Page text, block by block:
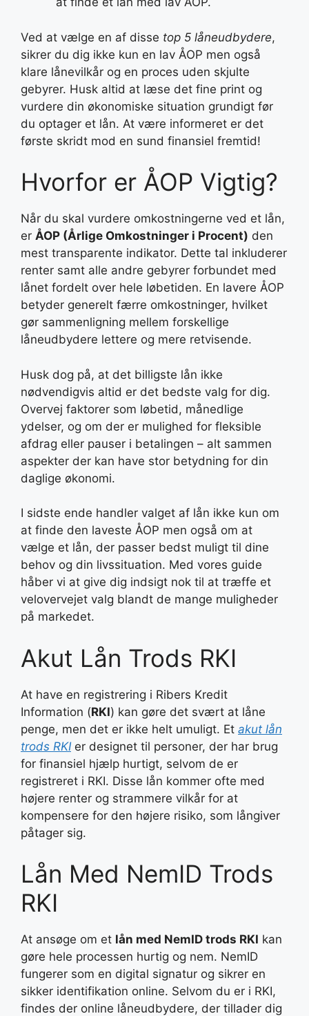
Ved at vælge en af disse top 5 låneudbydere,
sikrer du dig ikke kun en lav ÅOP men også
klare lånevilkår og en proces uden skjulte
gebyrer. Husk altid at læse det fine print og
vurdere din økonomiske situation grundigt før
du optager et lån. At være informeret er det
første skridt mod en sund finansiel fremtid!
Hvorfor er ÅOP Vigtig?
Når du skal vurdere omkostningerne ved et lån,
er ÅOP (Årlige Omkostninger i Procent) den
mest transparente indikator. Dette tal inkluderer
renter samt alle andre gebyrer forbundet med
lånet fordelt over hele løbetiden. En lavere ÅOP
betyder generelt færre omkostninger, hvilket
gør sammenligning mellem forskellige
låneudbydere lettere og mere retvisende.
Husk dog på, at det billigste lån ikke
nødvendigvis altid er det bedste valg for dig.
Overvej faktorer som løbetid, månedlige
ydelser, og om der er mulighed for fleksible
afdrag eller pauser i betalingen – alt sammen
aspekter der kan have stor betydning for din
daglige økonomi.
I sidste ende handler valget af lån ikke kun om
at finde den laveste ÅOP men også om at
vælge et lån, der passer bedst muligt til dine
behov og din livssituation. Med vores guide
håber vi at give dig indsigt nok til at træffe et
velovervejet valg blandt de mange muligheder
på markedet.
Akut Lån Trods RKI
At have en registrering i Ribers Kredit
Information (RKI) kan gøre det svært at låne
penge, men det er ikke helt umuligt. Et akut lån
trods RKIer designet til personer, der har brug
for finansiel hjælp hurtigt, selvom de er
registreret i RKI. Disse lån kommer ofte med
højere renter og strammere vilkår for at
kompensere for den højere risiko, som långiver
påtager sig.
Lån Med NemID Trods
RKI
At ansøge om et lån med NemID trods RKI kan
gøre hele processen hurtig og nem. NemID
fungerer som en digital signatur og sikrer en
sikker identifikation online. Selvom du er i RKI,
findes der online låneudbydere, der tillader dig